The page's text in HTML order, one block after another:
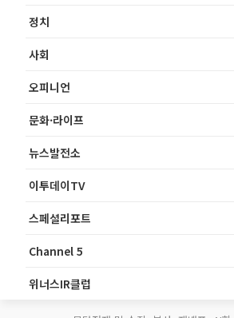
정치
사회
오피니언
문화·라이프
뉴스발전소
이투데이TV
스페셜리포트
Channel 5
위너스IR클럽